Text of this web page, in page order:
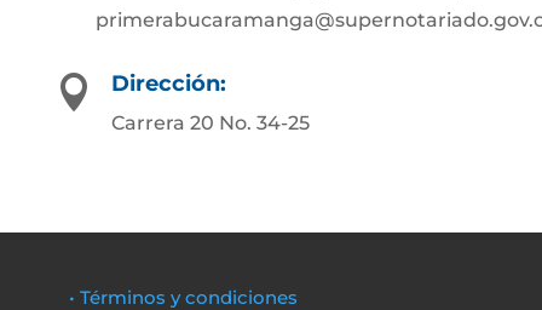
 Dirección:
Carrera 20 No. 34-25
• Términos y condiciones